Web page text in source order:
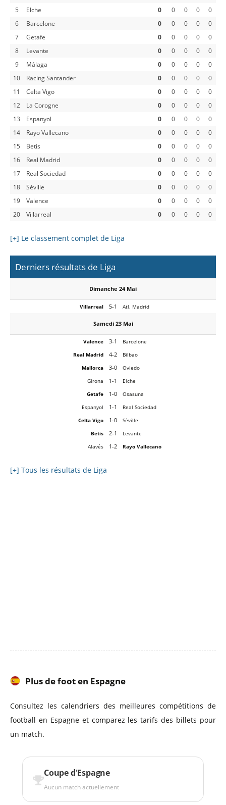
5 Elche 0 0 0 0
0
6
Barcelone 0 0 0 0
0
7
Getafe 0 0 0 0
0
8
Levante 0 0 0 0
0
9
Málaga 0 0 0 0
0
10
Racing Santander 0 0 0 0
0
11
Celta Vigo 0 0 0 0
0
12
La Corogne 0 0 0 0
0
13
Espanyol 0 0 0 0
0
14
Rayo Vallecano 0 0 0 0
0
15
Betis 0 0 0 0
0
16
Real Madrid 0 0 0 0
0
17
Real Sociedad 0 0 0 0
0
18
Séville 0 0 0 0
0
19
Valence 0 0 0 0
0
20
Villarreal 0 0 0 0 0
[+] Le classement complet de Liga
Derniers résultats de Liga
Dimanche 24 Mai
Villarreal 5-1 Atl. Madrid
Samedi 23 Mai
Valence 3-1
Barcelone
Real Madrid
4-2
Bilbao
Mallorca
3-0
Oviedo
Girona
1-1
Elche
Getafe
1-0
Osasuna
Espanyol
1-1
Real Sociedad
Celta Vigo
1-0
Séville
Betis
2-1
Levante
Alavés
1-2 Rayo Vallecano
[+] Tous les résultats de Liga
Plus de foot en Espagne
Consultez les calendriers des meilleures compétitions de
football en Espagne et comparez les tarifs des billets pour
un match.
Coupe d'Espagne
Aucun match actuellement